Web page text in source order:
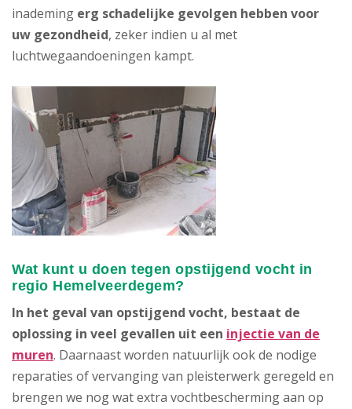
inademing erg schadelijke gevolgen hebben voor
uw gezondheid, zeker indien u al met
luchtwegaandoeningen kampt.
Wat kunt u doen tegen opstijgend vocht in
regio Hemelveerdegem?
In het geval van opstijgend vocht, bestaat de
oplossing in veel gevallen uit een injectie van de
muren. Daarnaast worden natuurlijk ook de nodige
reparaties of vervanging van pleisterwerk geregeld en
brengen we nog wat extra vochtbescherming aan op